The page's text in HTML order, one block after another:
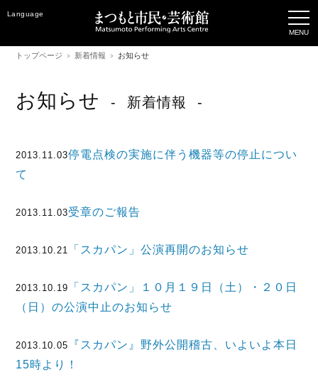
Language
トップページ 新着情報 お知らせ
お知らせ 新着情報
2013.11.03停電点検の実施に伴う機器等の停止につい
て
2013.11.03受章のご報告
2013.10.21 「スカパン」公演再開のお知らせ
2013.10.19
「スカパン」１０月１９日（土）・２０日
（日）の公演中止のお知らせ
2013.10.05
『スカパン』野外公開稽古、いよいよ本日
15時より！